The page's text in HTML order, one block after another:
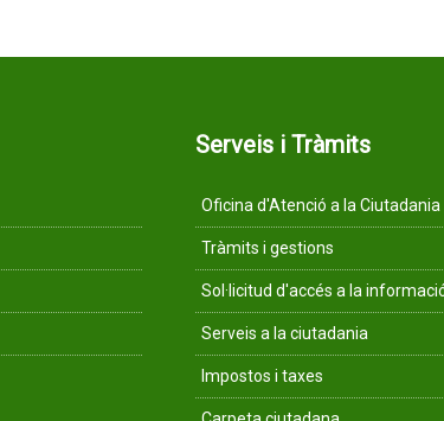
Serveis i Tràmits
Oficina d'Atenció a la Ciutadania
Tràmits i gestions
Sol·licitud d'accés a la
Serveis a la ciutadania
Impostos i taxes